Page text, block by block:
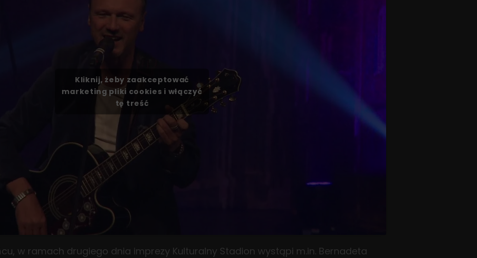
Kliknij, żeby zaakceptować
marketing pliki cookies i włączyć
tę treść
w ramach drugiego dnia imprezy Kulturalny Stadion wystąpi m.in. Bernadeta